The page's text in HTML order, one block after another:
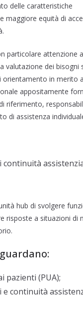
delle caratteristiche
maggiore equità di
particolare attenzione
valutazione dei bisogni
orientamento in merito
appositamente
riferimento,
di assistenza
continuità
hub di svolgere
risposte a situazioni di
pazienti (PUA);
continuità